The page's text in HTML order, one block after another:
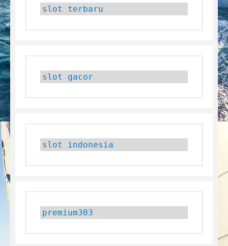
slot terbaru
slot gacor
slot indonesia
premium303